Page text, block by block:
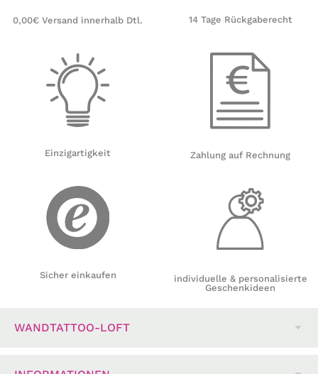
0,00€ Versand innerhalb Dtl.
Einzigartigkeit
Sicher einkaufen
14 Tage Rückgaberecht
Zahlung auf Rechnung
individuelle & personalisierte
Geschenkideen
WANDTATTOO-LOFT